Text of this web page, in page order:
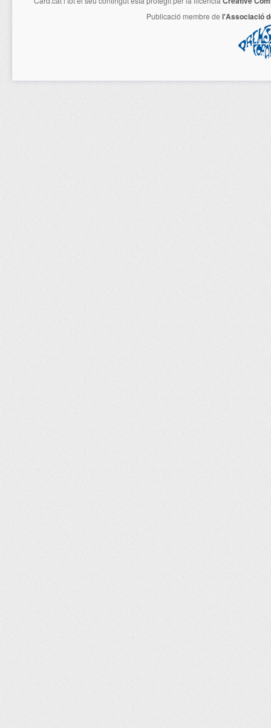
Publicació membre de l'Associació